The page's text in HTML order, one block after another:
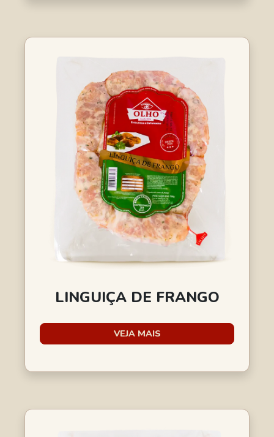
LINGUIÇA DE FRANGO
VEJA MAIS